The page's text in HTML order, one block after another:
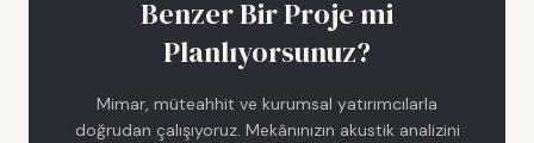
Benzer Bir Proje mi
Planlıyorsunuz?
Mimar, müteahhit ve kurumsal yatırımcılarla
doğrudan çalışıyoruz. Mekânınızın akustik analizini